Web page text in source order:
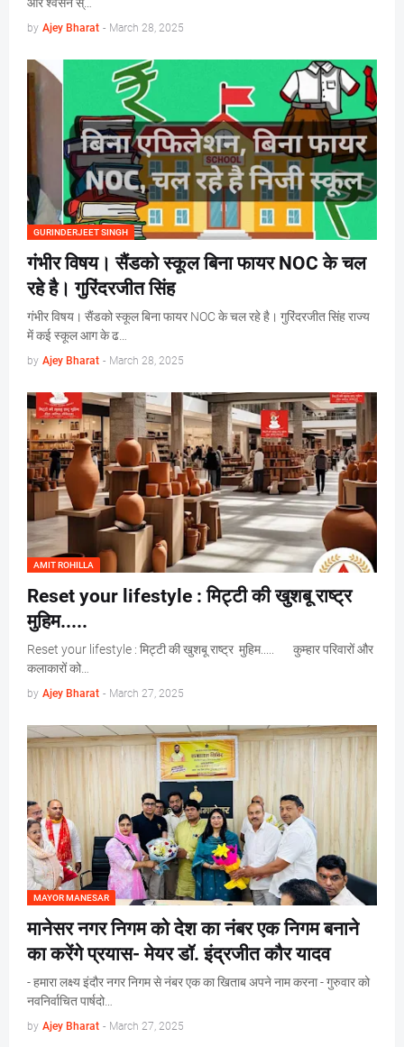
by Ajey Bharat - March 28, 2025
GURINDERJEET SINGH
गंभीर विषय। सैंडको स्कूल बिना फायर NOC के चल
रहे है। गुरिंदरजीत सिंह
गंभीर विषय। सैंडको स्कूल बिना फायर NOC के चल रहे है। गुरिंदरजीत सिंह राज्य
में कई स्कूल आग के ढ…
by Ajey Bharat - March 28, 2025
AMIT ROHILLA
Reset your lifestyle : मिट्टी की खुशबू राष्ट्र
मुहिम.....
Reset your lifestyle : मिट्टी की खुशबू राष्ट्र मुहिम..... कुम्हार परिवारों और
कलाकारों को…
by Ajey Bharat - March 27, 2025
MAYOR MANESAR
मानेसर नगर निगम को देश का नंबर एक निगम बनाने
का करेंगे प्रयास- मेयर डॉ. इंद्रजीत कौर यादव
- हमारा लक्ष्य इंदौर नगर निगम से नंबर एक का खिताब अपने नाम करना - गुरुवार को
नवनिर्वाचित पार्षदो…
by Ajey Bharat - March 27, 2025